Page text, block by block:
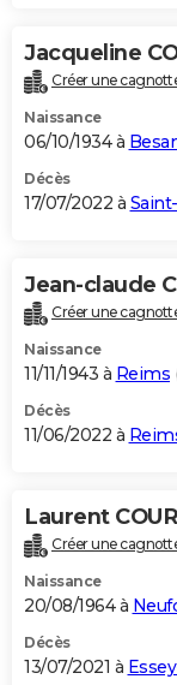
Jacqueline
Créer une
Naissance
06/10/1934 à
Décès
17/07/2022 à
Jean-claude
Créer une
Naissance
11/11/1943 à Reims
Décès
11/06/2022 à
Laurent
Créer une
Naissance
20/08/1964 à
Décès
13/07/2021 à